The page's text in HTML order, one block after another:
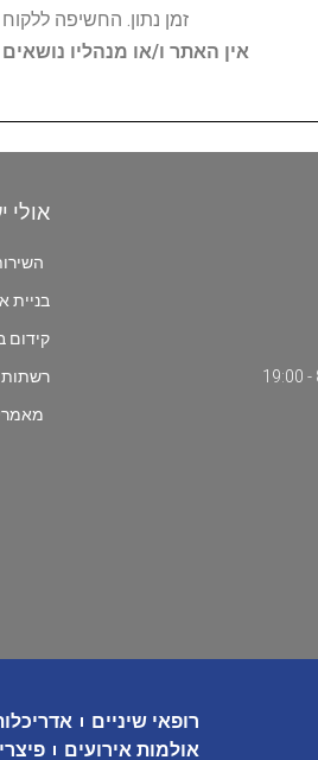
זמן נתון. החשיפה
אין האתר ו/או מנהליו
אולי
בניית
קידום
רשתות
רופאי שיניים
אולמות אירועים